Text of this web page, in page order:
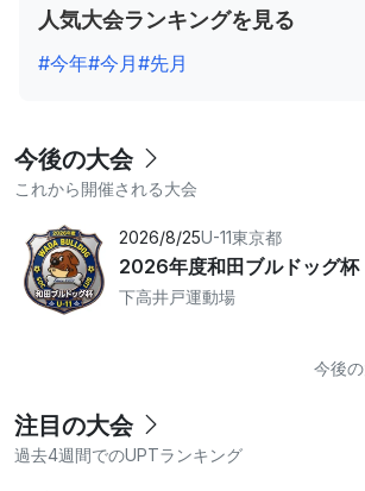
人気大会ランキングを見る
#今年#今月#先月
今後の大会
これから開催される大会
2026/8/25U-11東京都
2026年度和田ブルドッグ杯
下高井戸運動場
今後
注目の大会
過去4週間でのUPTランキング